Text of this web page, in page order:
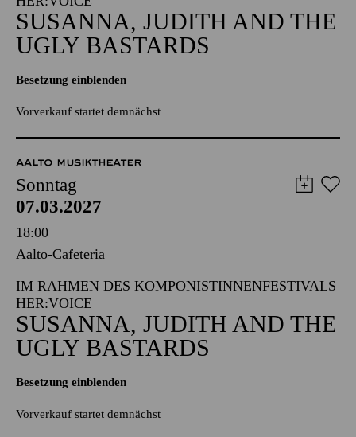
SUSANNA, JUDITH AND THE
UGLY BASTARDS
Besetzung einblenden
Vorverkauf startet demnächst
AALTO MUSIKTHEATER
Sonntag
07.03.2027
18:00
Aalto-Cafeteria
IM RAHMEN DES KOMPONISTINNENFESTIVALS
HER:VOICE
SUSANNA, JUDITH AND THE
UGLY BASTARDS
Besetzung einblenden
Vorverkauf startet demnächst